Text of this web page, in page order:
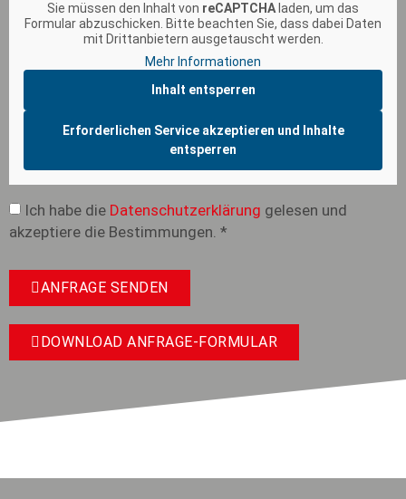
Sie müssen den Inhalt von reCAPTCHA laden, um das
Formular abzuschicken. Bitte beachten Sie, dass dabei Daten
mit Drittanbietern ausgetauscht werden.
Mehr Informationen
Inhalt entsperren
Erforderlichen Service akzeptieren und Inhalte
entsperren
Ich habe die Datenschutzerklärung gelesen und
akzeptiere die Bestimmungen. *
ANFRAGE SENDEN
DOWNLOAD ANFRAGE-FORMULAR